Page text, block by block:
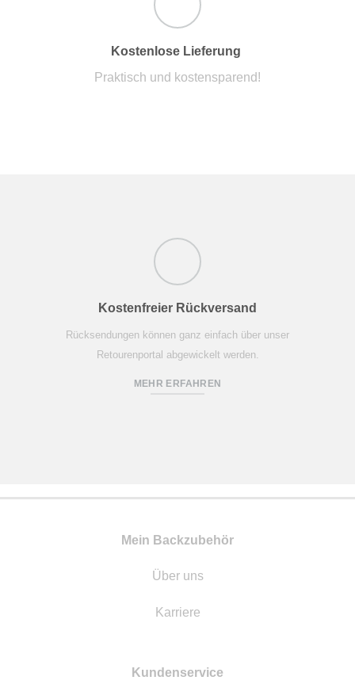
Kostenlose Lieferung
Praktisch und kostensparend!
Kostenfreier Rückversand
Rücksendungen können ganz einfach über unser
Retourenportal abgewickelt werden.
MEHR ERFAHREN
Mein Backzubehör
Über uns
Karriere
Kundenservice